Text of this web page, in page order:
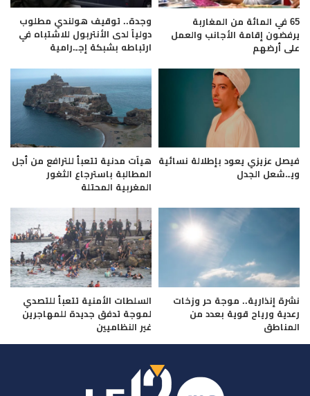
65 في المائة من المغاربة
يرفضون إقامة الأجانب والعمل
على أرضهم
وجدة.. توقيف هولندي مطلوب
دولياً لدى الأنتربول للاشتباه في
ارتباطه بشبكة إجـ.رامية
فيصل عزيزي يعود بإطلالة نسائية
ويـ.شعل الجدل
هيآت مدنية تتعبأ للترافع من أجل
المطالبة باسترجاع الثغور
المغربية المحتلة
نشرة إنذارية.. موجة حر وزخات
رعدية ورياح قوية بعدد من
المناطق
السلطات الأمنية تتعبأ للتصدي
لموجة تدفق جديدة للمهاجرين
غير النظاميين